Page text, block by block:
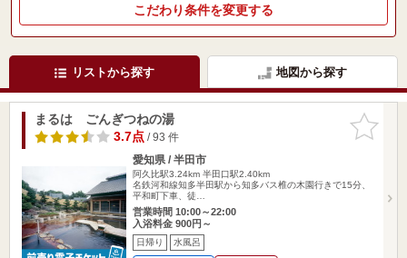
こだわり条件を変更する
リストから探す 地図から探す
お気に入
りに追加
まるは ごんぎつねの湯
3.7点/ 93 件
愛知県 / 半田市
阿久比駅3.24km 半田口駅2.40km
名鉄河和線知多半田駅から知多バス椎の木園行きで15分、
平和町下車、徒…
営業時間 10:00～22:00
入浴料金 900円～
日帰り 水風呂